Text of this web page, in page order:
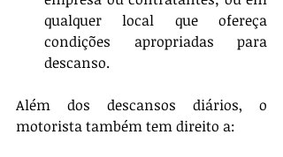
qualquer local que ofereça
condições apropriadas para
descanso.
Além dos descansos diários, o
motorista também tem direito a: